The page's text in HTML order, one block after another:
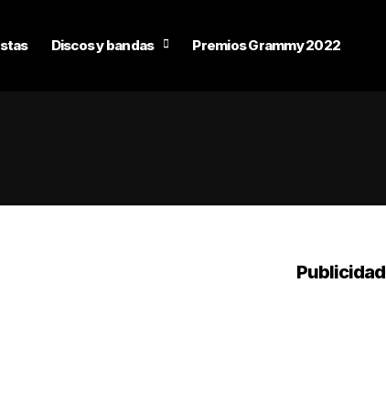
Discos y bandas Premios Grammy 2022
Publicidad